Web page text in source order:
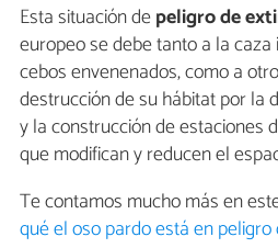
Esta situación depeligro de
europeo se debe tanto a la
cebos envenenados, como a
destrucción de su hábitat por la
y la construcción de estaciones
que modifican y reducen el
Te contamos mucho más en
qué el oso pardo está en